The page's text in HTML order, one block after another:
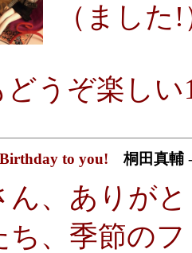
（ました
うぞ楽し
to you! 桐田真輔-
ん、ありが
ち、季節の